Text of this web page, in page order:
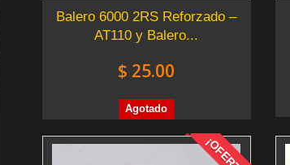
Balero 6000 2RS Reforzado –
AT110 y Balero...
$ 25.00
Agotado